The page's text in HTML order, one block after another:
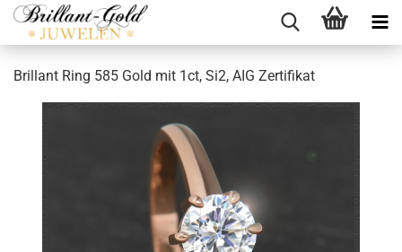
Brillant Ring 585 Gold mit 1ct, Si2, AIG Zertifikat